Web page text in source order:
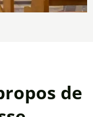
de